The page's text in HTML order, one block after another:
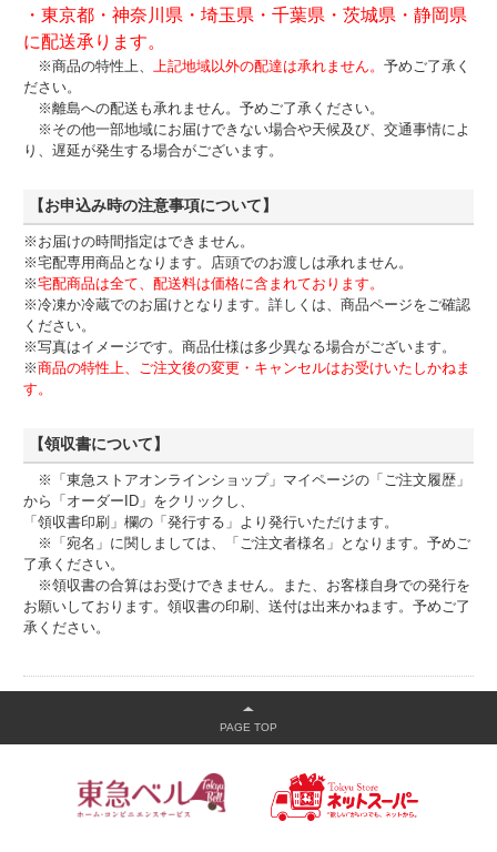
・東京都・神奈川県・埼玉県・千葉県・茨城県・静岡県
に配送承ります。
※商品の特性上、 上記地域以外の配達は承れません。 予めご了承く
ださい。
※離島への配送も承れません。予めご了承ください。
※その他一部地域にお届けできない場合や天候及び、交通事情によ
り、遅延が発生する場合がございます。
【お申込み時の注意事項について】
※お届けの時間指定はできません。
※宅配専用商品となります。店頭でのお渡しは承れません。
※宅配商品は全て、配送料は価格に含まれております。
※冷凍か冷蔵でのお届けとなります。詳しくは、商品ページをご確認
ください。
※写真はイメージです。商品仕様は多少異なる場合がございます。
※商品の特性上、ご注文後の変更・キャンセルはお受けいたしかねま
す。
【領収書について】
※「東急ストアオンラインショップ」マイページの「ご注文履歴」
から「オーダーID」をクリックし、
「領収書印刷」欄の「発行する」より発行いただけます。
※「宛名」に関しましては、「ご注文者様名」となります。予めご
了承ください。
※領収書の合算はお受けできません。また、お客様自身での発行を
お願いしております。領収書の印刷、送付は出来かねます。予めご了
承ください。